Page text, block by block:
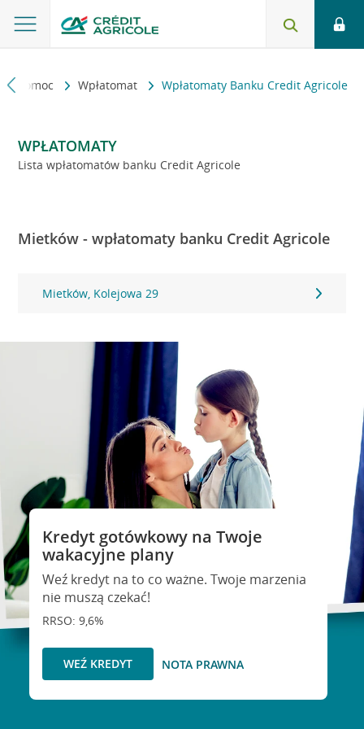
i pomoc Wpłatomat Wpłatomaty Banku Credit Agricole
WPŁATOMATY
Lista wpłatomatów banku Credit Agricole
Mietków - wpłatomaty banku Credit Agricole
Mietków, Kolejowa 29
Kredyt gotówkowy na Twoje
wakacyjne plany
Weź kredyt na to co ważne. Twoje marzenia
nie muszą czekać!
RRSO: 9,6%
WEŹ KREDYT NOTA PRAWNA